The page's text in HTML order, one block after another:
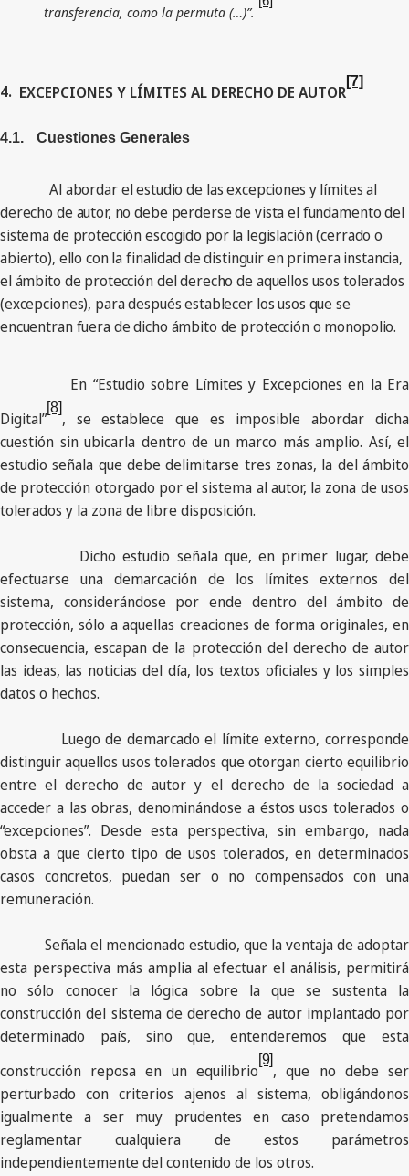
transferencia, como la permuta (…)”.
4. EXCEPCIONES Y LÍMITES AL DERECHO DE AUTOR
[7]
4.1. Cuestiones Generales
Al abordar el estudio de las excepciones y límites al
derecho de autor, no debe perderse de vista el fundamento del
sistema de protección escogido por la legislación (cerrado o
abierto), ello con la finalidad de distinguir en primera instancia,
el ámbito de protección del derecho de aquellos usos tolerados
(excepciones), para después establecer los usos que se
encuentran fuera de dicho ámbito de protección o monopolio.
En “Estudio sobre Límites y Excepciones en la Era
Digital”
[8]
, se establece que es imposible abordar dicha
cuestión sin ubicarla dentro de un marco más amplio. Así, el
estudio señala que debe delimitarse tres zonas, la del ámbito
de protección otorgado por el sistema al autor, la zona de usos
tolerados y la zona de libre disposición.
Dicho estudio señala que, en primer lugar, debe
efectuarse una demarcación de los límites externos del
sistema, considerándose por ende dentro del ámbito de
protección, sólo a aquellas creaciones de forma originales, en
consecuencia, escapan de la protección del derecho de autor
las ideas, las noticias del día, los textos oficiales y los simples
datos o hechos.
Luego de demarcado el límite externo, corresponde
distinguir aquellos usos tolerados que otorgan cierto equilibrio
entre el derecho de autor y el derecho de la sociedad a
acceder a las obras, denominándose a éstos usos tolerados o
“excepciones”. Desde esta perspectiva, sin embargo, nada
obsta a que cierto tipo de usos tolerados, en determinados
casos concretos, puedan ser o no compensados con una
remuneración.
Señala el mencionado estudio, que la ventaja de adoptar
esta perspectiva más amplia al efectuar el análisis, permitirá
no sólo conocer la lógica sobre la que se sustenta la
construcción del sistema de derecho de autor implantado por
determinado país, sino que, entenderemos que esta
construcción reposa en un equilibrio
[9]
, que no debe ser
perturbado con criterios ajenos al sistema, obligándonos
igualmente a ser muy prudentes en caso pretendamos
reglamentar cualquiera de estos parámetros
independientemente del contenido de los otros.